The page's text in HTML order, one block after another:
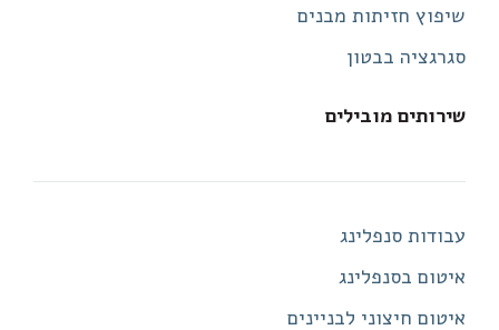
שיפוץ חזיתות מבנים
סגרגציה בבטון
שירותים מובילים
עבודות סנפלינג
איטום בסנפלינג
איטום חיצוני לבניינים